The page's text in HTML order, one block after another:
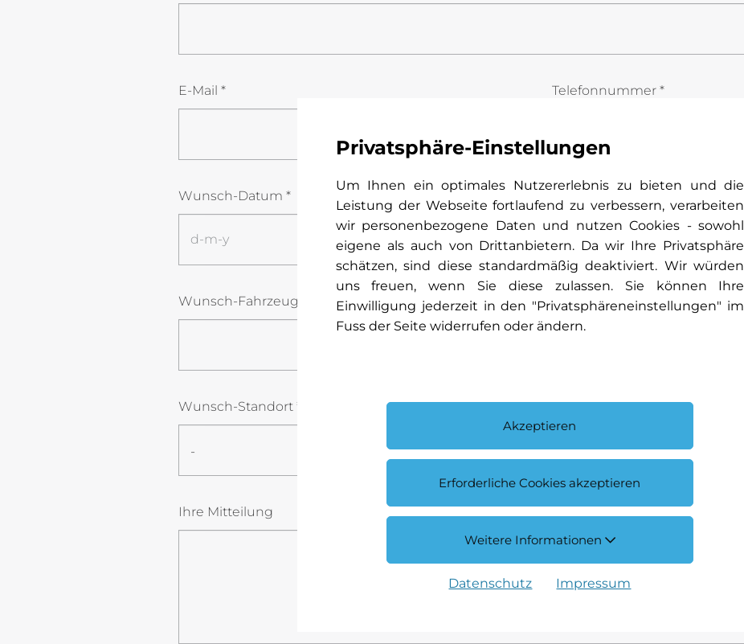
Privatsphäre-Einstellungen
Um Ihnen ein optimales Nutzererlebnis zu bieten und die
Leistung der Webseite fortlaufend zu verbessern, verarbeiten
wir personenbezogene Daten und nutzen Cookies - sowohl
eigene als auch von Drittanbietern. Da wir Ihre Privatsphäre
schätzen, sind diese standardmäßig deaktiviert. Wir würden
uns freuen, wenn Sie diese zulassen. Sie können Ihre
Einwilligung jederzeit in den "Privatsphäreneinstellungen" im
Fuss der Seite widerrufen oder ändern.
Akzeptieren
Erforderliche Cookies akzeptieren
Weitere Informationen
Datenschutz Impressum
E-Mail * Telefonnummer *
Wunsch-Datum *
Wunsch-Fahrzeug
Wunsch-Standort *
-
Ihre Mitteilung